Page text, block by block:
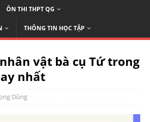
ÔN THI THPT QG
THÔNG TIN HỌC TẬP
vật bà cụ Tứ trong
nhất
Dũng